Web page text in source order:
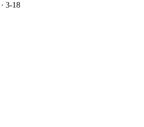
· 3-18